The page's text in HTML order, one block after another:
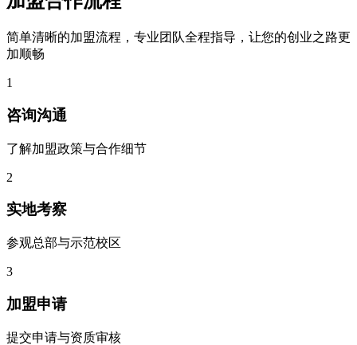
简单清晰的加盟流程，专业团队全程指导，让您的创业之路更
加顺畅
1
咨询沟通
了解加盟政策与合作细节
2
实地考察
参观总部与示范校区
3
加盟申请
提交申请与资质审核